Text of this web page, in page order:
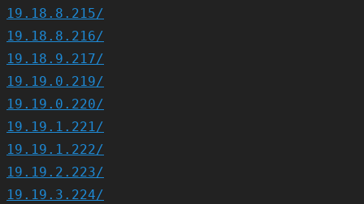
19.18.8.215/
19.18.8.216/
19.18.9.217/
19.19.0.219/
19.19.0.220/
19.19.1.221/
19.19.1.222/
19.19.2.223/
19.19.3.224/